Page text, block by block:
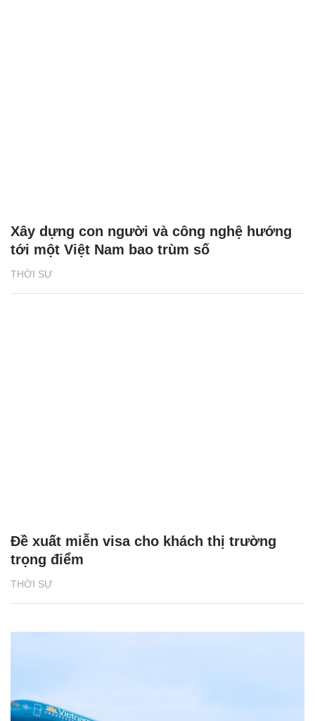
THỜI SỰ
Xây dựng con người và công nghệ hướng
tới một Việt Nam bao trùm số
THỜI SỰ
Đề xuất miễn visa cho khách thị trường
trọng điểm